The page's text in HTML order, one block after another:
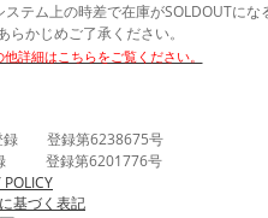
テム上の時差で在庫がSOLDOUTにな
らかじめご了承ください。
他詳細はこちらをご覧ください。
録 登録第6238675号
録 登録第6201776号
POLICY
基づく表記